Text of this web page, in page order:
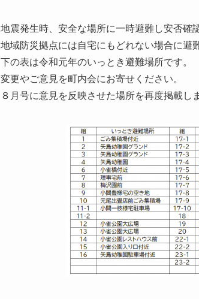
地震発生時、安全な場所に一時避難し安否確
地域防災拠点には自宅にもどれない場合に避
下の表は令和元年のいっとき避難場所です。
変更やご意見を町内会にお寄せください。
８月号に意見を反映させた場所を再度掲載し